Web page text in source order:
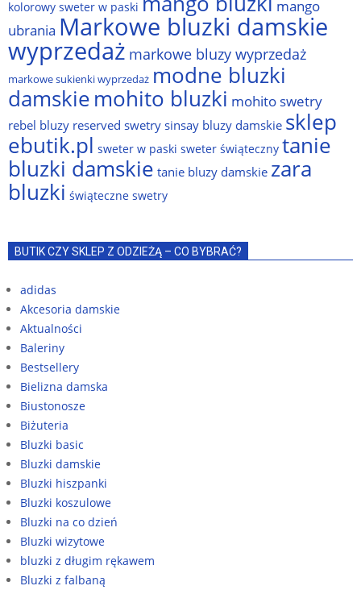
kolorowy sweter w paski
mango
ubrania Markowe bluzki damskie
wyprzedaż markowe bluzy wyprzedaż
markowe sukienki wyprzedaż modne bluzki
damskiemohito bluzki mohito swetry
rebel bluzy reserved swetrysinsay bluzy damskie sklep
ebutik.pl sweter w paski sweter świąteczny tanie
bluzki damskie tanie bluzy damskie zara
bluzki świąteczne swetry
BUTIK CZY SKLEP Z ODZIEŻĄ – CO BYBRAĆ?
adidas
Akcesoria damskie
Aktualności
Baleriny
Bestsellery
Bielizna damska
Biustonosze
Biżuteria
Bluzki basic
Bluzki damskie
Bluzki hiszpanki
Bluzki koszulowe
Bluzki na co dzień
Bluzki wizytowe
bluzki z długim rękawem
Bluzki z falbaną